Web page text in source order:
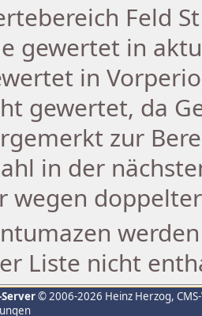
Feld
gewertet in
in
gewertet, da
zur
in der
wegen
Liste nicht
© 2006-2026 Heinz Herzog,